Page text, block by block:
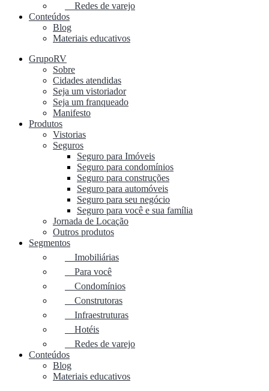
Redes de varejo
Conteúdos
Blog
Materiais educativos
GrupoRV
Sobre
Cidades atendidas
Seja um vistoriador
Seja um franqueado
Manifesto
Produtos
Vistorias
Seguros
Seguro para Imóveis
Seguro para condomínios
Seguro para construções
Seguro para automóveis
Seguro para seu negócio
Seguro para você e sua família
Jornada de Locação
Outros produtos
Segmentos
Imobiliárias
Para você
Condomínios
Construtoras
Infraestruturas
Hotéis
Redes de varejo
Conteúdos
Blog
Materiais educativos